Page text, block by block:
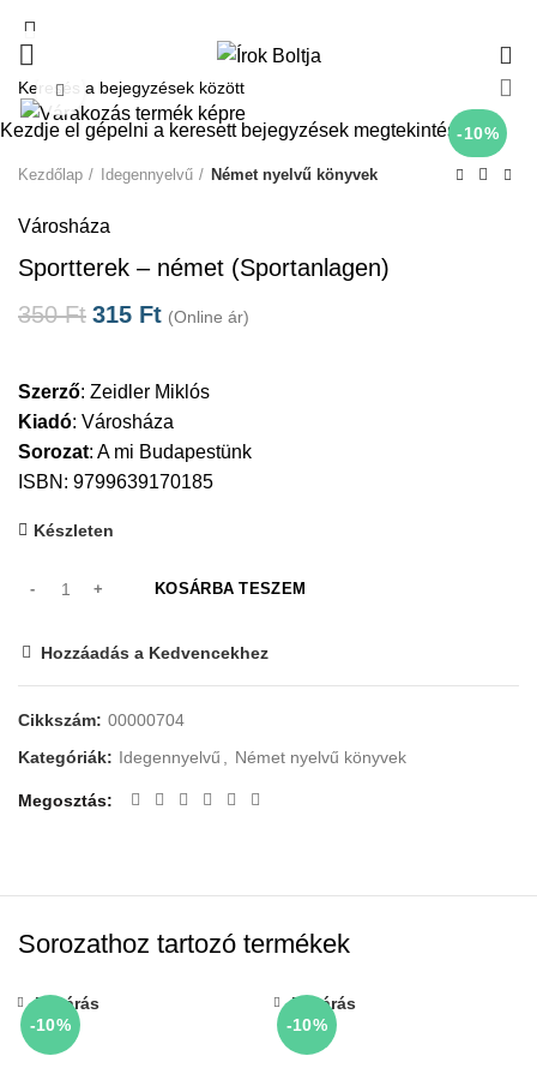
-10%
Click to enlarge
Kezdőlap Idegennyelvű Német nyelvű könyvek
Városháza
Sportterek – német (Sportanlagen)
350Ft 315 Ft (Online ár)
Szerző: Zeidler Miklós
Kiadó: Városháza
Sorozat: A mi Budapestünk
ISBN: 9799639170185
Készleten
KOSÁRBA TESZEM
Hozzáadás a Kedvencekhez
Cikkszám: 00000704
Kategóriák: Idegennyelvű , Német nyelvű könyvek
Megosztás
Sorozathoz tartozó termékek
-10%
Bezárás
-10%
Bezárás
Kezdje el gépelni a keresett bejegyzések megtekintéséhez.